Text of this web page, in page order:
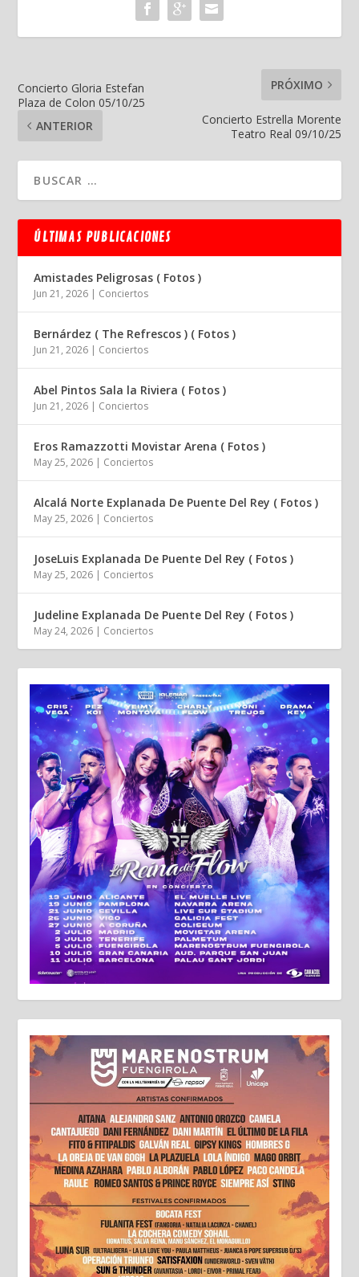
Concierto Gloria Estefan
Plaza de Colon 05/10/25
ANTERIOR
PRÓXIMO
Concierto Estrella Morente
Teatro Real 09/10/25
ÚLTIMAS PUBLICACIONES
Amistades Peligrosas ( Fotos )
Jun 21, 2026 | Conciertos
Bernárdez ( The Refrescos ) ( Fotos )
Jun 21, 2026 | Conciertos
Abel Pintos Sala la Riviera ( Fotos )
Jun 21, 2026 | Conciertos
Eros Ramazzotti Movistar Arena ( Fotos )
May 25, 2026 | Conciertos
Alcalá Norte Explanada De Puente Del Rey ( Fotos )
May 25, 2026 | Conciertos
JoseLuis Explanada De Puente Del Rey ( Fotos )
May 25, 2026 | Conciertos
Judeline Explanada De Puente Del Rey ( Fotos )
May 24, 2026 | Conciertos